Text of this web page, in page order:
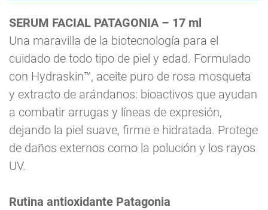
SERUM FACIAL PATAGONIA – 17 ml
Una maravilla de la biotecnología para el
cuidado de todo tipo de piel y edad. Formulado
con Hydraskin™, aceite puro de rosa mosqueta
y extracto de arándanos: bioactivos que ayudan
a combatir arrugas y líneas de expresión,
dejando la piel suave, firme e hidratada. Protege
de daños externos como la polución y los rayos
UV.
Rutina antioxidante Patagonia